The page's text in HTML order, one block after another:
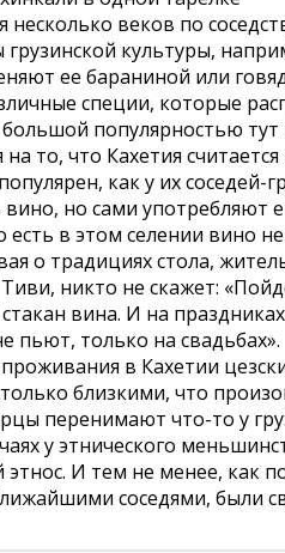
несколько веков по
культуры,
ее бараниной или
специи, которые
популярностью
то, что Кахетия
как у их
вино, но сами употребляют
есть в этом селении вино
о традициях стола,
Тиви, никто не скажет:
вина. И на
пьют, только на свадьбах».
в Кахетии
близкими, что
перенимают что-то у
у этнического
этнос. И тем не менее, как
соседями, были